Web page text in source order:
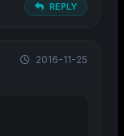
REPLY
2016-11-25